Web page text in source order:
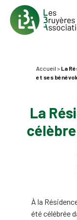
Accueil > La
et ses
La
À la
été célébrée